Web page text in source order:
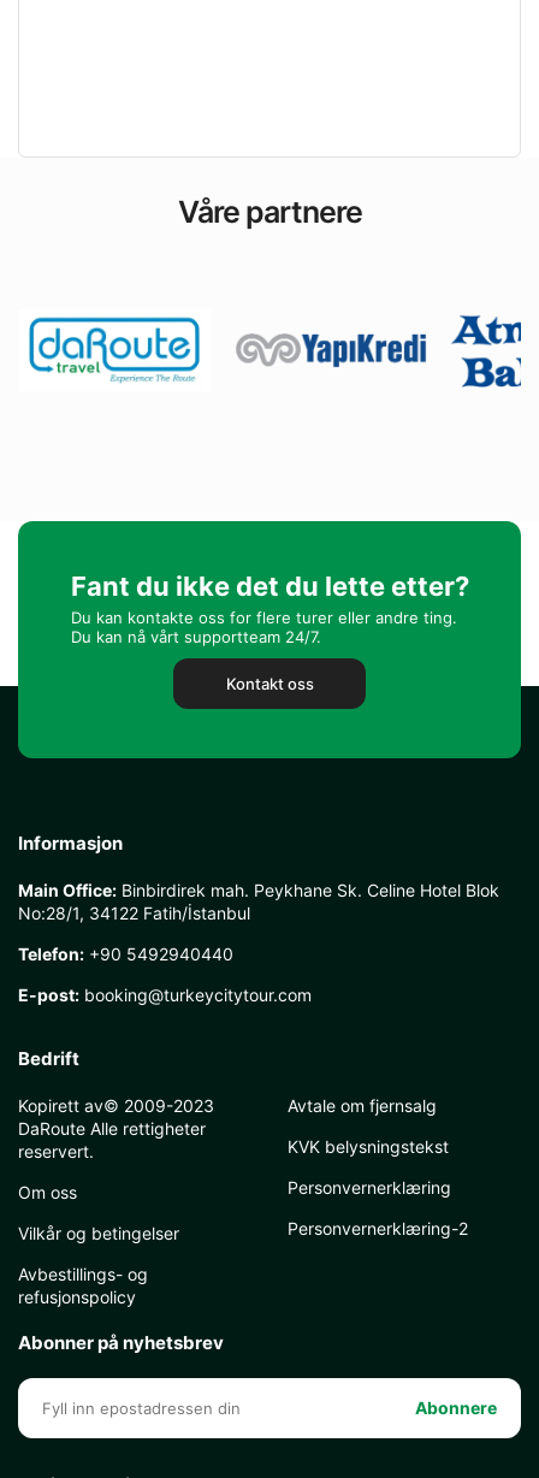
Våre partnere
Fant du ikke det du lette etter?
Du kan kontakte oss for flere turer eller andre ting.
Du kan nå vårt supportteam 24/7.
Kontakt oss
Informasjon
Main Office: Binbirdirek mah. Peykhane Sk. Celine Hotel Blok
No:28/1, 34122 Fatih/İstanbul
Telefon: +90 5492940440
E-post: booking@turkeycitytour.com
Bedrift
Kopirett av© 2009-2023
DaRoute Alle rettigheter
reservert.
Om oss
Vilkår og betingelser
Avbestillings- og
refusjonspolicy
Avtale om fjernsalg
KVK belysningstekst
Personvernerklæring
Personvernerklæring-2
Abonner på nyhetsbrev
Abonnere